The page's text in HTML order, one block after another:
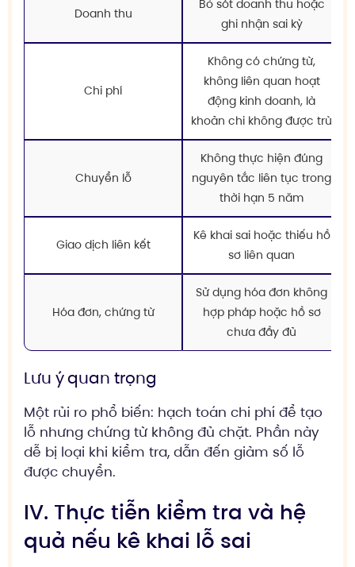
Doanh thu
Bỏ sót doanh thu hoặc
ghi nhận sai kỳ
Chi phí
Không có chứng từ,
không liên quan hoạt
động kinh doanh, là
khoản chi không được trừ
Chuyển lỗ
Không thực hiện đúng
nguyên tắc liên tục trong
thời hạn 5 năm
Giao dịch liên kết
Kê khai sai hoặc thiếu hồ
sơ liên quan
Hóa đơn, chứng từ
Sử dụng hóa đơn không
hợp pháp hoặc hồ sơ
chưa đầy đủ
Lưu ý quan trọng
Một rủi ro phổ biến: hạch toán chi phí để tạo
lỗ nhưng chứng từ không đủ chặt. Phần này
dễ bị loại khi kiểm tra, dẫn đến giảm số lỗ
được chuyển.
IV. Thực tiễn kiểm tra và hệ
quả nếu kê khai lỗ sai